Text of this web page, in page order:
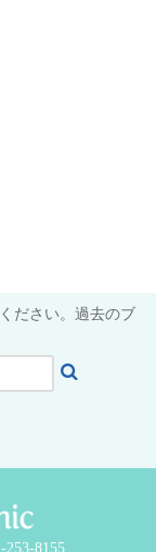
ださい。過去のブ
8155